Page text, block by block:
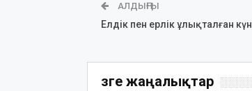
АЛДЫҢҒЫ
Елдік пен ерлік ұлықталған күн
Өзге жаңалықтар